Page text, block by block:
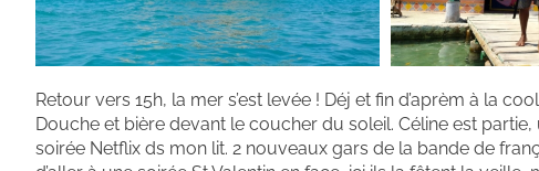
Retour vers 15h, la mer s’est levée ! Déj et fin d’aprèm à la
Douche et bière devant le coucher du soleil. Céline est
soirée Netflix ds mon lit. 2 nouveaux gars de la bande de